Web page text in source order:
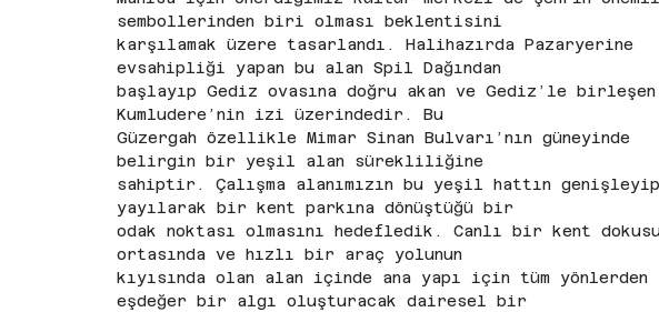
sembollerinden biri olması beklentisini
karşılamak üzere tasarlandı. Halihazırda Pazaryerine
evsahipliği yapan bu alan Spil Dağından
başlayıp Gediz ovasına doğru akan ve Gediz’le birleşen
Kumludere’nin izi üzerindedir. Bu
Güzergah özellikle Mimar Sinan Bulvarı’nın güneyinde
belirgin bir yeşil alan sürekliliğine
sahiptir. Çalışma alanımızın bu yeşil hattın
yayılarak bir kent parkına dönüştüğü bir
odak noktası olmasını hedefledik. Canlı bir kent
ortasında ve hızlı bir araç yolunun
kıyısında olan alan içinde ana yapı için tüm yönlerden
eşdeğer bir algı oluşturacak dairesel bir